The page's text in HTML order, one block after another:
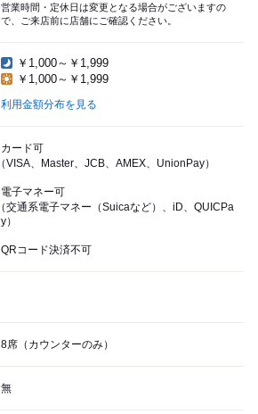
営業時間・定休日は変更となる場合がございますの
で、ご来店前に店舗にご確認ください。
￥1,000～￥1,999
￥1,000～￥1,999
利用金額分布を見る
カード可
（VISA、Master、JCB、AMEX、UnionPay）
電子マネー可
（交通系電子マネー（Suicaなど）、iD、QUICPa
y）
QRコード決済不可
8席（カウンターのみ）
無